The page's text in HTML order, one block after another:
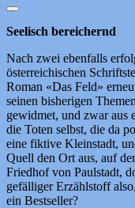
Seelisch bereichernd
Nach zwei ebenfalls
österreichischen
Roman «Das Feld»
seinen bisherigen
gewidmet, und zwar aus
die Toten selbst, die da
eine fiktive Kleinstadt,
Quell den Ort aus, auf
Friedhof von Paulstadt,
gefälliger Erzählstoff
ein Bestseller?